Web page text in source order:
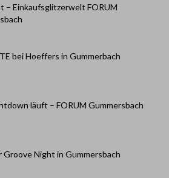
– Einkaufsglitzerwelt FORUM
bei Hoeffers in Gummerbach
läuft – FORUM Gummersbach
Groove Night in Gummersbach